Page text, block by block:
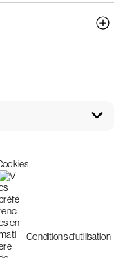
Conditions d'utilisation